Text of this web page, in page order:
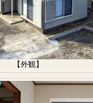
【外観】